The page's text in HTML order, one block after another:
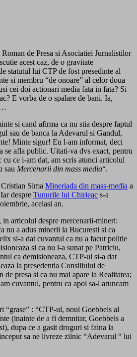
de Presa si Asociatiei Jurnalistilor
acest caz, de o gravitate
statutul lui CTP de fost presedinte al
si membru “de onoare” al celor doua
cei doi actionari media fata in fata? Si
E vorba de o spalare de bani. Ia,
si cand afirma ca nu stia despre faptul
sau de banca la Adevarul si Gandul,
Minte sigur! Eu l-am informat, deci
se afla public. Uitati-va dvs exact, pentru
ce i-am dat, am scris atunci articolul
sau Mercenarii din mass media“.
Sima Mineriada din mass-media a
despre Tunurile lui Chirieac s-a
acelasi an.
in articolul despre mercenarii-mineri:
nu a adus minerii la Bucuresti si ca
si-a dat cuvantul ca nu a facut politie
si ca nu l-a sunat pe Patriciu,
ca demisioneaza, CTP-ul si-a dat
la presedentia Consiliului de
de presa si ca nu mai apare la Realitatea;
cuvantul, pentru ca apoi sa-l aruncam
“grase” : “CTP-ul, noul Goebbels al
(inainte de a fi demnitar, Goebbels a
dupa ce a gasit droguri si faina la
sa ne livreze zilnic “Adevarul “ lui